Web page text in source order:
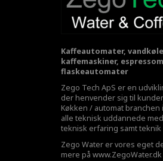
Kaffeautomater,
kaffemaskiner,
flaskeautomater
Zego Tech ApS er en
der henvender sig til
Køkken / automat branchen
alle teknisk uddannede
teknisk erfaring samt teknik
Zego Water er vores eget
mere på www.ZegoWater.dk